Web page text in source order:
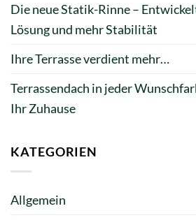
Die neue Statik-Rinne –
Lösung und mehr Stabilität
Ihre Terrasse verdient mehr…
Terrassendach in jeder
Ihr Zuhause
KATEGORIEN
Allgemein